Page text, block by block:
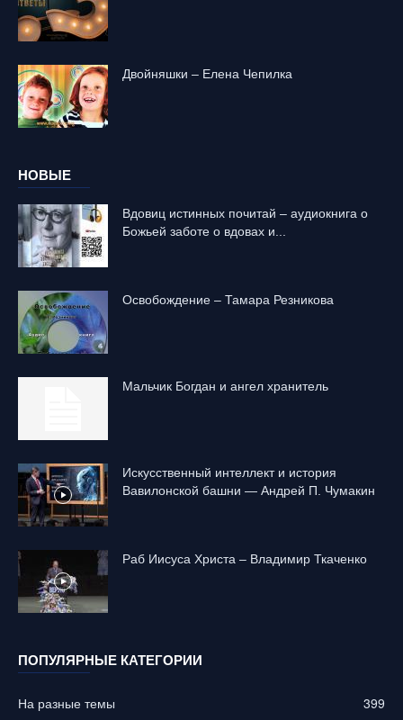
Двойняшки – Елена Чепилка
НОВЫЕ
Вдовиц истинных почитай – аудиокнига о
Божьей заботе о вдовах и...
Освобождение – Тамара Резникова
Mальчик Богдан и ангел хранитель
Искусственный интеллект и история
Вавилонской башни — Андрей П. Чумакин
Раб Иисуса Христа – Владимир Ткаченко
ПОПУЛЯРНЫЕ КАТЕГОРИИ
На разные темы
399